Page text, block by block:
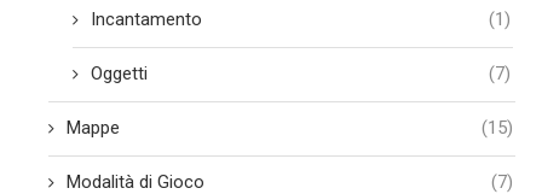
Incantamento (1)
Oggetti (7)
Mappe (15)
Modalità di Gioco (7)